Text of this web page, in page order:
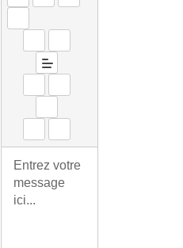
Entrez votre
message
ici...